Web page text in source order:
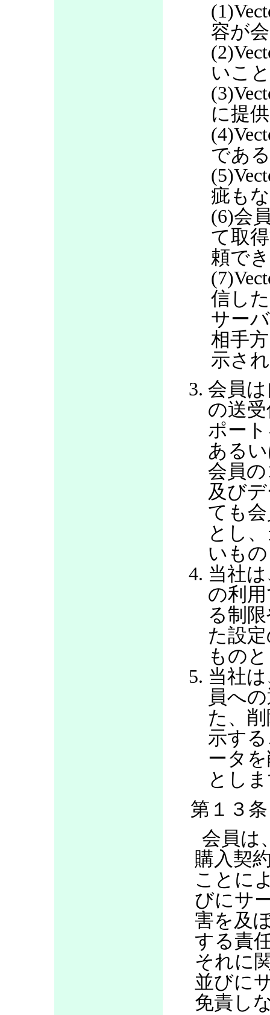
容が
いこと
に提
であ
疵も
(6)会
て取
頼で
信し
サー
相手
示さ
会員
の送
ポー
ある
会員
及び
ても
とし
いも
当社
の利
る制
た設
もの
当社
員へ
た、
示す
ータ
とし
第１３
会員は
購入契
ことに
びにサ
害を及
する責
それに
並びに
免責し